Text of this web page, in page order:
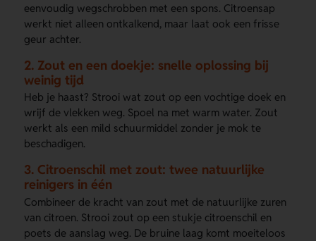
eenvoudig wegschrobben met een spons. Citroensap
werkt niet alleen ontkalkend, maar laat ook een frisse
geur achter.
2. Zout en een doekje: snelle oplossing bij
weinig tijd
Heb je haast? Strooi wat zout op een vochtige doek en
wrijf de vlekken weg. Spoel na met warm water. Zout
werkt als een mild schuurmiddel zonder je mok te
beschadigen.
3. Citroenschil met zout: twee natuurlijke
reinigers in één
Combineer de kracht van zout met de natuurlijke zuren
van citroen. Strooi zout op een stukje citroenschil en
poets de aanslag weg. De bruine laag komt moeiteloos